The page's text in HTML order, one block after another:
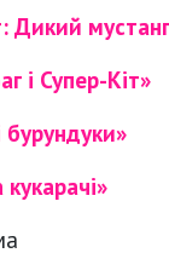
Дикий
і Супер-Кіт»
бурундуки»